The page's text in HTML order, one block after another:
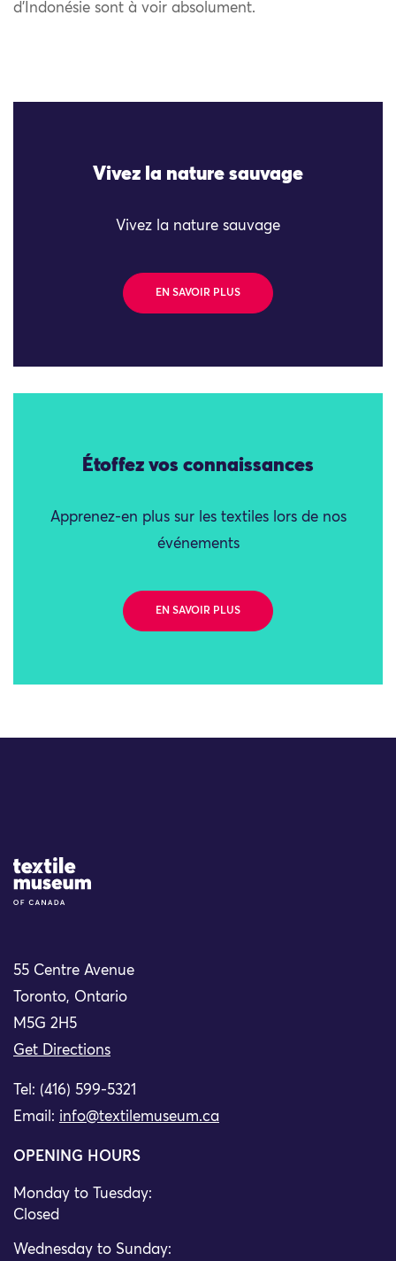
d’Indonésie sont à voir absolument.
Vivez la nature sauvage
Vivez la nature sauvage
EN SAVOIR PLUS
Étoffez vos connaissances
Apprenez-en plus sur les textiles lors de nos
événements
EN SAVOIR PLUS
Site Logo
55 Centre Avenue
Toronto, Ontario
M5G 2H5
Get Directions
Tel: (416) 599-5321
Email: info@textilemuseum.ca
OPENING HOURS
Monday to Tuesday:
Closed
Wednesday to Sunday: